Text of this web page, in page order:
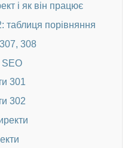
і як він працює
таблиця порівняння
308
SEO
301
302